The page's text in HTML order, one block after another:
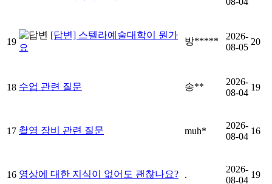
19
[답변] 스텔라예술대학이 뭔가
요
방*****
2026-
08-05
20
18 수업 관련 질문 송**
2026-
08-04
19
17 촬영 장비 관련 질문 muh*
2026-
08-04
16
16 영상에 대한 지식이 없어도 괜찮나요? .
2026-
08-04
19